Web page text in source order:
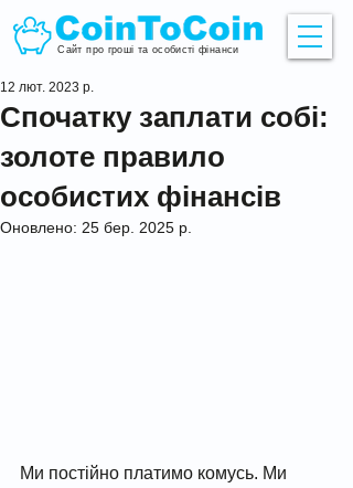
Сайт про гроші та особисті фінанси
Спочатку заплати собі:
золоте правило
особистих фінансів
12 лют. 2023 р.
Оновлено: 25 бер. 2025 р.
Ми постійно платимо комусь. Ми